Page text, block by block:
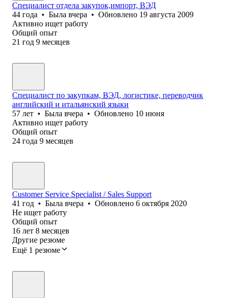
Специалист отдела закупок,импорт, ВЭД
44 года • Была вчера • Обновлено 19 августа 2009
Активно ищет работу
Общий опыт
21 год 9 месяцев
Специалист по закупкам, ВЭД, логистике, переводчик
английский и итальянский языки
57 лет • Была вчера • Обновлено 10 июня
Активно ищет работу
Общий опыт
24 года 9 месяцев
Customer Service Specialist / Sales Support
41 год • Была вчера • Обновлено 6 октября 2020
Не ищет работу
Общий опыт
16 лет 8 месяцев
Другие резюме
Ещё 1 резюме